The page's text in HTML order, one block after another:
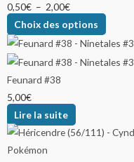
0,50€ – 2,00€
Choix des options
Feunard #38
5,00€
Lire la suite